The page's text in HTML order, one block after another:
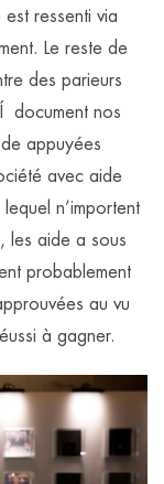
ressenti via
Le reste de
des parieurs
document nos
appuyées
avec aide
n’importent
les aide a sous
probablement
au vu
à gagner.